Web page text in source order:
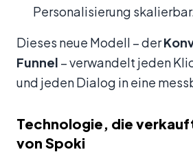
Personalisierung skalierbar.
Dieses neue Modell – der
Funnel – verwandelt jeden
und jeden Dialog in eine
Technologie, die
von Spoki